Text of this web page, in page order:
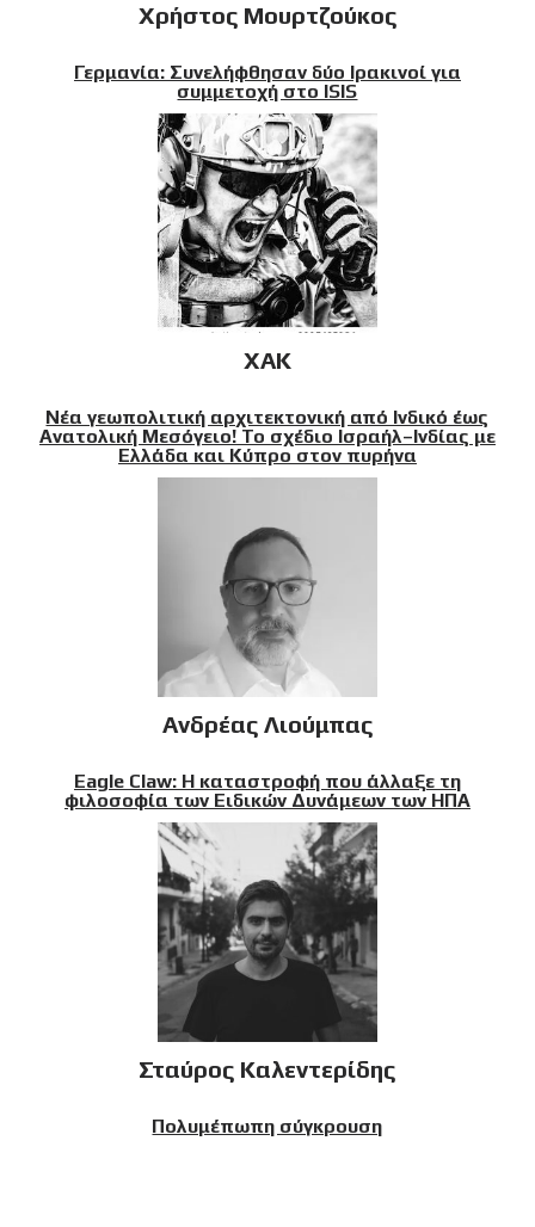
Χρήστος Μουρτζούκος
Γερμανία: Συνελήφθησαν δύο Ιρακινοί για
συμμετοχή στο ISIS
XAK
Νέα γεωπολιτική αρχιτεκτονική από Ινδικό έως
Ανατολική Μεσόγειο! Το σχέδιο Ισραήλ–Ινδίας με
Ελλάδα και Κύπρο στον πυρήνα
Ανδρέας Λιούμπας
Eagle Claw: Η καταστροφή που άλλαξε τη
φιλοσοφία των Ειδικών Δυνάμεων των ΗΠΑ
Σταύρος Καλεντερίδης
Πολυμέπωπη σύγκρουση